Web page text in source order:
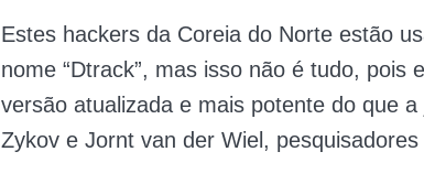
Estes hackers da Coreia do Norte estão
nome “Dtrack”, mas isso não é tudo, pois
versão atualizada e mais potente do que
Zykov e Jornt van der Wiel,